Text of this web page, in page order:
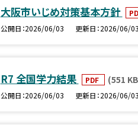
大阪市いじめ対策基本方針
公開日 2026/06/03 更新日 2026/06/03
R7 全国学力結果 PDF (551
公開日 2026/06/03 更新日 2026/06/03